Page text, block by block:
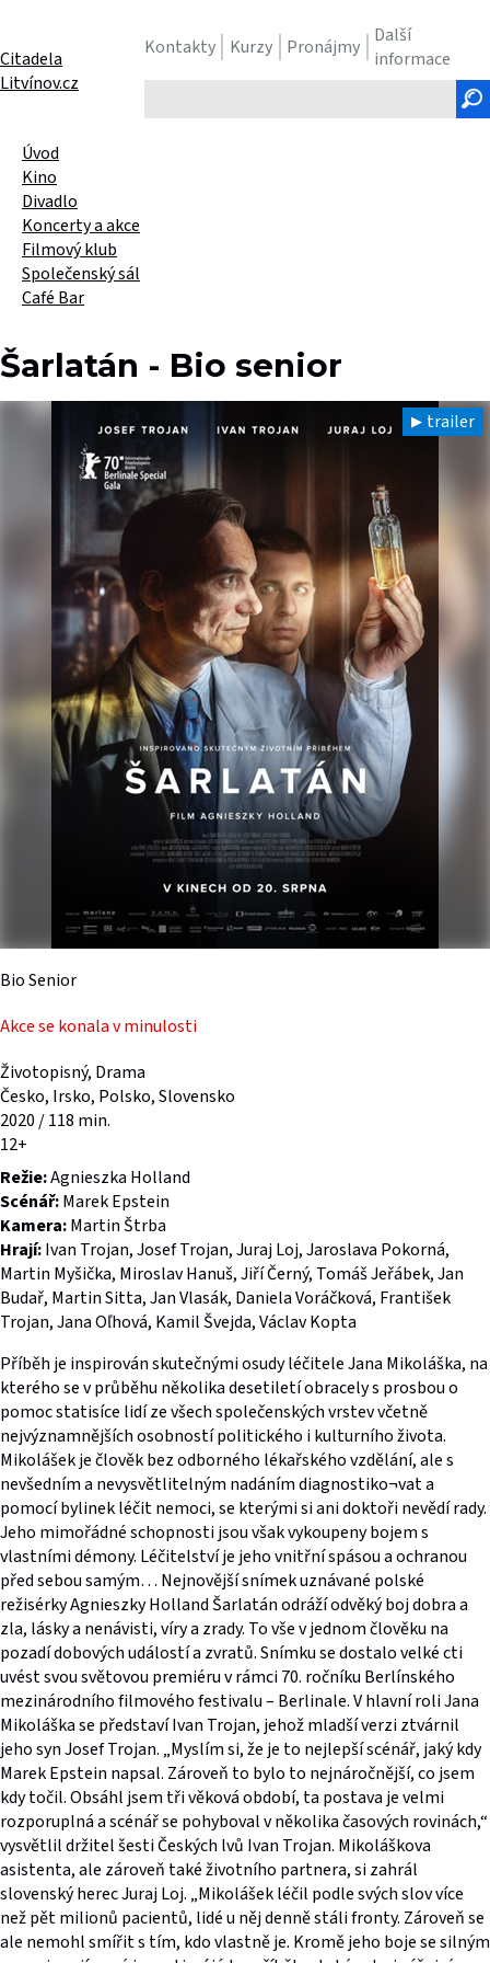
Kontakty Kurzy Pronájmy
Další
informace
text
Citadela
Litvínov.cz
Úvod
Kino
Divadlo
Koncerty a akce
Filmový klub
Společenský sál
Café Bar
Šarlatán - Bio senior
trailer
Bio Senior
Akce se konala v minulosti
Životopisný, Drama
Česko, Irsko, Polsko, Slovensko
2020 / 118 min.
12+
Režie:Agnieszka Holland
Scénář:Marek Epstein
Kamera:Martin Štrba
Hrají:Ivan Trojan, Josef Trojan, Juraj Loj, Jaroslava Pokorná,
Martin Myšička, Miroslav Hanuš, Jiří Černý, Tomáš Jeřábek, Jan
Budař, Martin Sitta, Jan Vlasák, Daniela Voráčková, František
Trojan, Jana Oľhová, Kamil Švejda, Václav Kopta
Příběh je inspirován skutečnými osudy léčitele Jana Mikoláška, na
kterého se v průběhu několika desetiletí obracely s prosbou o
pomoc statisíce lidí ze všech společenských vrstev včetně
nejvýznamnějších osobností politického i kulturního života.
Mikolášek je člověk bez odborného lékařského vzdělání, ale s
nevšedním a nevysvětlitelným nadáním diagnostiko¬vat a
pomocí bylinek léčit nemoci, se kterými si ani doktoři nevědí rady.
Jeho mimořádné schopnosti jsou však vykoupeny bojem s
vlastními démony. Léčitelství je jeho vnitřní spásou a ochranou
před sebou samým… Nejnovější snímek uznávané polské
režisérky Agnieszky Holland Šarlatán odráží odvěký boj dobra a
zla, lásky a nenávisti, víry a zrady. To vše v jednom člověku na
pozadí dobových událostí a zvratů. Snímku se dostalo velké cti
uvést svou světovou premiéru v rámci 70. ročníku Berlínského
mezinárodního filmového festivalu – Berlinale. V hlavní roli Jana
Mikoláška se představí Ivan Trojan, jehož mladší verzi ztvárnil
jeho syn Josef Trojan. „Myslím si, že je to nejlepší scénář, jaký kdy
Marek Epstein napsal. Zároveň to bylo to nejnáročnější, co jsem
kdy točil. Obsáhl jsem tři věková období, ta postava je velmi
rozporuplná a scénář se pohyboval v několika časových rovinách,“
vysvětlil držitel šesti Českých lvů Ivan Trojan. Mikoláškova
asistenta, ale zároveň také životního partnera, si zahrál
slovenský herec Juraj Loj. „Mikolášek léčil podle svých slov více
než pět milionů pacientů, lidé u něj denně stáli fronty. Zároveň se
ale nemohl smířit s tím, kdo vlastně je. Kromě jeho boje se silným